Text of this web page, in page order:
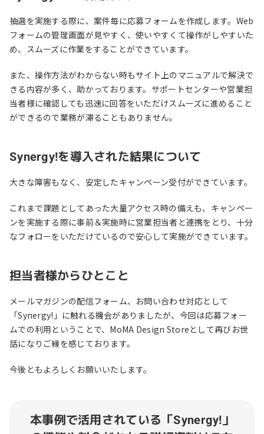
抽選を実施する際に、案件毎に応募フォームを作成します。Web
フォームの管理画面が見やすく、使いやすくて操作がしやすいた
め、スムーズに作業をすることができています。
また、操作方法がわからない時もサイト上のマニュアルで解決で
きる内容が多く、助かっております。サポートセンターや営業担
当者様に確認しても迅速に回答をいただけスムーズに進めること
ができるので業務が滞ることもありません。
Synergy!を導入された結果について
大きな障害もなく、安定したキャンペーン受付ができています。
これまで課題としてあった大量アクセス時の備えも、キャンペー
ンを実施する際に事前＆実施時に営業担当者と連携をとり、十分
なフォローをいただけているので安心して実施ができています。
担当者様からひとこと
メールマガジンの配信フォーム、お問い合わせ対応として
「Synergy!」に触れる機会がありましたが、今回は応募フォー
ムでの利用ということで、MoMA Design Storeとして再びお世
話になりご縁を感じております。
今後ともよろしくお願いいたします。
本事例で活用されている「Synergy!」